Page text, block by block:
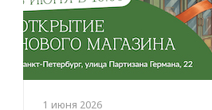
1 июня 2026